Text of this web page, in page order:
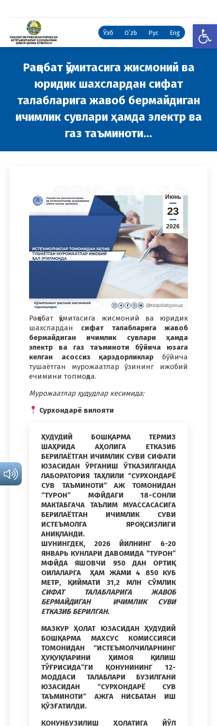
Ўзб Oʻzb Рус Eng
Рақобат қўмитасига жисмоний ва
юридик шахслардан сифат
талабларига жавоб бермайдиган
ичимлик сувлари ҳамда электр ва
газ таъминоти…
Июнь
23
2026
Рақобат қўмитасига жисмоний ва юридик
шахслардан сифат талабларига жавоб
бермайдиган ичимлик сувлари ҳамда
электр ва газ таъминоти бўйича юзага
келган асоссиз қарздорликлар бўйича
тушаётган мурожаатлар ўзининг ижобий
ечимини топмоқда.
Мурожаатлар ҳудудлар кесимида:
Сурхондарё вилояти
ҲУДУДИЙ БОШҚАРМА ТЕРМИЗ
ШАҲРИДА АҲОЛИГА ЕТКАЗИБ
БЕРИЛАЁТГАН ИЧИМЛИК СУВИ СИФАТИ
ЮЗАСИДАН ЎРГАНИШ ЎТКАЗИЛГАНДА
ЛАБОРАТОРИЯ ТАҲЛИЛИ “СУРХОНДАРЁ
СУВ ТАЪМИНОТИ” АЖ ТОМОНИДАН
“ТУРОН” МФЙДАГИ 18-СОНЛИ
МАКТАБГАЧА ТАЪЛИМ МУАССАСАСИГА
БЕРИЛАЁТГАН ИЧИМЛИК СУВИ
ИСТЕЪМОЛГА ЯРОҚСИЗЛИГИ
АНИҚЛАНДИ.
ШУНИНГДЕК, 2026 ЙИЛНИНГ 6-20
ЯНВАРЬ КУНЛАРИ ДАВОМИДА “ТУРОН”
МФЙДА ЯШОВЧИ 950 ДАН ОРТИҚ
ОИЛАЛАРГА ҲАМ ЖАМИ 4 850 КУБ
МЕТР, ҚИЙМАТИ 31,2 МЛН СЎМЛИК
СИФАТ ТАЛАБЛАРИГА ЖАВОБ
БЕРМАЙДИГАН ИЧИМЛИК СУВИ
ЕТКАЗИБ БЕРИЛГАН.
МАЗКУР ҲОЛАТ ЮЗАСИДАН ҲУДУДИЙ
БОШҚАРМА МАХСУС КОМИССИЯСИ
ТОМОНИДАН “ИСТЕЪМОЛЧИЛАРНИНГ
ҲУҚУҚЛАРИНИ ҲИМОЯ ҚИЛИШ
ТЎҒРИСИДА”ГИ ҚОНУНИНИНГ 12-
МОДДАСИ ТАЛАБЛАРИ БУЗИЛГАНИ
ЮЗАСИДАН “СУРХОНДАРЁ СУВ
ТАЪМИНОТИ” АЖГА НИСБАТАН ИШ
ҚЎЗҒАТИЛДИ.
ҚОНУНБУЗИЛИШ ҲОЛАТИГА ЙЎЛ